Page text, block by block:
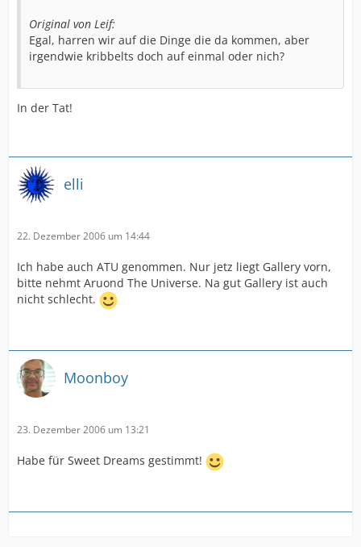
Original von Leif:
Egal, harren wir auf die Dinge die da kommen, aber
irgendwie kribbelts doch auf einmal oder nich?
In der Tat!
elli
22. Dezember 2006 um 14:44
Ich habe auch ATU genommen. Nur jetz liegt Gallery vorn,
bitte nehmt Aruond The Universe. Na gut Gallery ist auch
nicht schlecht.
Moonboy
23. Dezember 2006 um 13:21
Habe für Sweet Dreams gestimmt!